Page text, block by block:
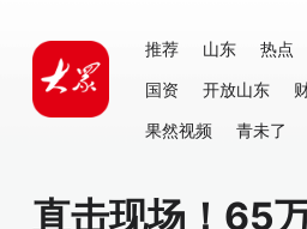
推荐 山东 热点
国资
开放山东
果然视频
青未了
直击现场！65